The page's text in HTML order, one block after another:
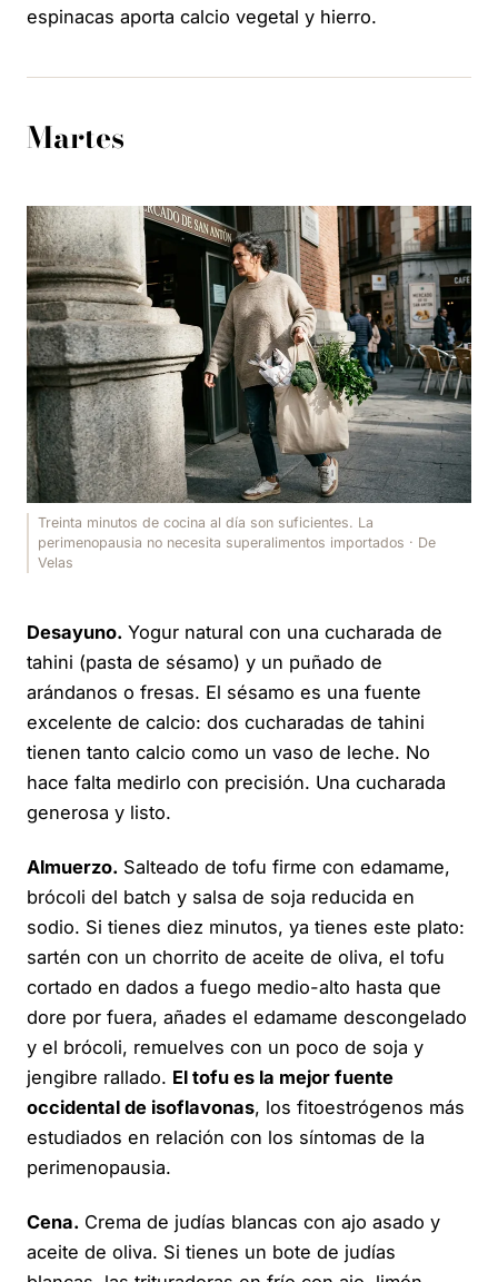
espinacas aporta calcio vegetal y hierro.
Martes
Treinta minutos de cocina al día son suficientes. La
perimenopausia no necesita superalimentos importados · De
Velas
Desayuno. Yogur natural con una cucharada de
tahini (pasta de sésamo) y un puñado de
arándanos o fresas. El sésamo es una fuente
excelente de calcio: dos cucharadas de tahini
tienen tanto calcio como un vaso de leche. No
hace falta medirlo con precisión. Una cucharada
generosa y listo.
Almuerzo. Salteado de tofu firme con edamame,
brócoli del batch y salsa de soja reducida en
sodio. Si tienes diez minutos, ya tienes este plato:
sartén con un chorrito de aceite de oliva, el tofu
cortado en dados a fuego medio-alto hasta que
dore por fuera, añades el edamame descongelado
y el brócoli, remuelves con un poco de soja y
jengibre rallado. El tofu es la mejor fuente
occidental de isoflavonas, los fitoestrógenos más
estudiados en relación con los síntomas de la
perimenopausia.
Cena. Crema de judías blancas con ajo asado y
aceite de oliva. Si tienes un bote de judías